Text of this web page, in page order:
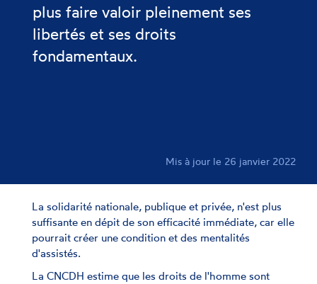
plus faire valoir pleinement ses
libertés et ses droits
fondamentaux.
Mis à jour le 26 janvier 2022
La solidarité nationale, publique et privée, n'est plus
suffisante en dépit de son efficacité immédiate, car elle
pourrait créer une condition et des mentalités
d'assistés.
La CNCDH estime que les droits de l'homme sont